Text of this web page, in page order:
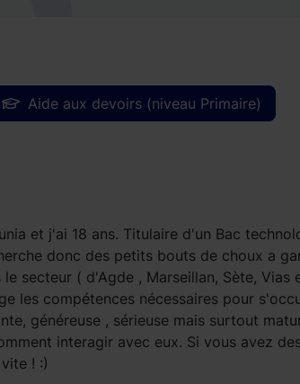
Aide aux devoirs (niveau Primaire)
et j'ai 18 ans. Titulaire d'un Bac
donc des petits bouts de choux a
secteur ( d'Agde , Marseillan, Sète, Vias
les compétences nécessaires pour
généreuse , sérieuse mais surtout
interagir avec eux. Si vous avez
! :)